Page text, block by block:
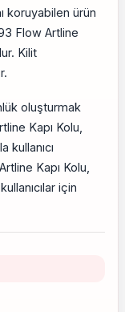
koruyabilen ürün
Flow Artline
Kilit
oluşturmak
Kapı Kolu,
kullanıcı
Kapı Kolu,
için